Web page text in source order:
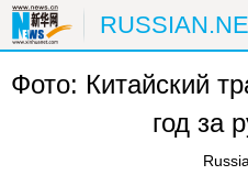
ГЛАВНАЯ
Фото: Китайский
год за